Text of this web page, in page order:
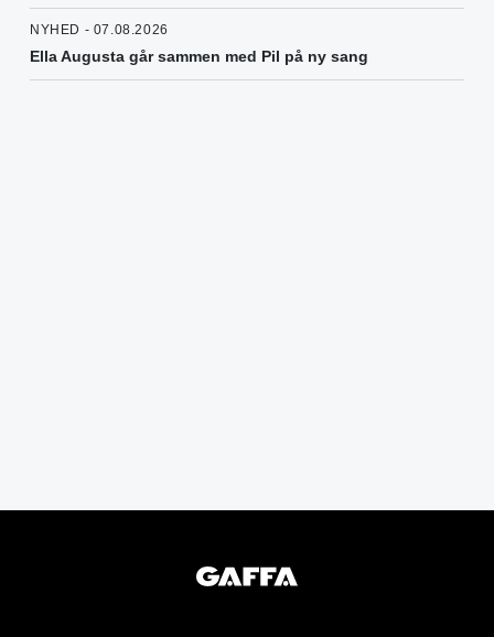
NYHED - 07.08.2026
Ella Augusta går sammen med Pil på ny sang